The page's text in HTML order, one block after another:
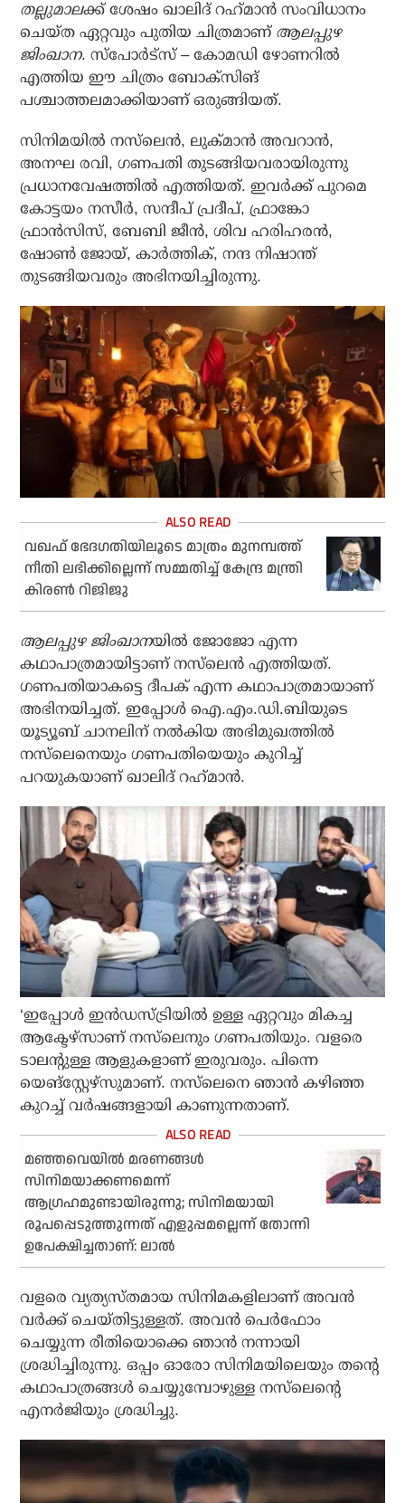
തല്ലുമാലക്ക് ശേഷം ഖാലിദ് റഹ്‌മാന്‍ സംവിധാനം
ചെയ്ത ഏറ്റവും പുതിയ ചിത്രമാണ് ആലപ്പുഴ
ജിംഖാന. സ്‌പോര്‍ട്‌സ് – കോമഡി ഴോണറില്‍
എത്തിയ ഈ ചിത്രം ബോക്‌സിങ്
പശ്ചാത്തലമാക്കിയാണ് ഒരുങ്ങിയത്.
സിനിമയില്‍ നസ്‌ലെന്‍, ലുക്മാന്‍ അവറാന്‍,
അനഘ രവി, ഗണപതി തുടങ്ങിയവരായിരുന്നു
പ്രധാനവേഷത്തില്‍ എത്തിയത്. ഇവര്‍ക്ക് പുറമെ
കോട്ടയം നസീര്‍, സന്ദീപ് പ്രദീപ്, ഫ്രാങ്കോ
ഫ്രാന്‍സിസ്, ബേബി ജീന്‍, ശിവ ഹരിഹരന്‍,
ഷോണ്‍ ജോയ്, കാര്‍ത്തിക്, നന്ദ നിഷാന്ത്
തുടങ്ങിയവരും അഭിനയിച്ചിരുന്നു.
വഖഫ് ഭേദഗതിയിലൂടെ മാത്രം മുനമ്പത്ത്
നീതി ലഭിക്കില്ലെന്ന് സമ്മതിച്ച് കേന്ദ്ര മന്ത്രി
കിരൺ റിജിജു
ആലപ്പുഴ ജിംഖാനയില്‍ ജോജോ എന്ന
കഥാപാത്രമായിട്ടാണ് നസ്‌ലെന്‍ എത്തിയത്.
ഗണപതിയാകട്ടെ ദീപക് എന്ന കഥാപാത്രമായാണ്
അഭിനയിച്ചത്. ഇപ്പോള്‍ ഐ.എം.ഡി.ബിയുടെ
യൂട്യൂബ് ചാനലിന് നല്‍കിയ അഭിമുഖത്തില്‍
നസ്‌ലെനെയും ഗണപതിയെയും കുറിച്ച്
പറയുകയാണ് ഖാലിദ് റഹ്‌മാന്‍.
‘ഇപ്പോള്‍ ഇന്‍ഡസ്ട്രിയില്‍ ഉള്ള ഏറ്റവും മികച്ച
ആക്ടേഴ്‌സാണ് നസ്‌ലെനും ഗണപതിയും. വളരെ
ടാലന്റുള്ള ആളുകളാണ് ഇരുവരും. പിന്നെ
യെങ്‌സ്റ്റേഴ്‌സുമാണ്. നസ്‌ലെനെ ഞാന്‍ കഴിഞ്ഞ
കുറച്ച് വര്‍ഷങ്ങളായി കാണുന്നതാണ്.
മഞ്ഞവെയിൽ മരണങ്ങൾ
സിനിമയാക്കണമെന്ന്
ആഗ്രഹമുണ്ടായിരുന്നു; സിനിമയായി
രൂപപ്പെടുത്തുന്നത് എളുപ്പമല്ലെന്ന് തോന്നി
ഉപേക്ഷിച്ചതാണ്: ലാൽ
വളരെ വ്യത്യസ്തമായ സിനിമകളിലാണ് അവന്‍
വര്‍ക്ക് ചെയ്തിട്ടുള്ളത്. അവന്‍ പെര്‍ഫോം
ചെയ്യുന്ന രീതിയൊക്കെ ഞാന്‍ നന്നായി
ശ്രദ്ധിച്ചിരുന്നു. ഒപ്പം ഓരോ സിനിമയിലെയും തന്റെ
കഥാപാത്രങ്ങള്‍ ചെയ്യുമ്പോഴുള്ള നസ്‌ലെന്റെ
എനര്‍ജിയും ശ്രദ്ധിച്ചു.